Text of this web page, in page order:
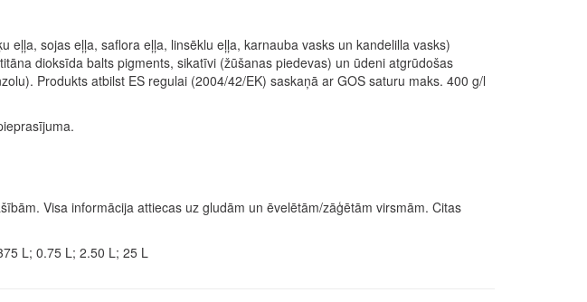
eļļa, sojas eļļa, saflora eļļa, linsēklu eļļa, karnauba vasks un kandelilla vasks)
dioksīda balts pigments, sikatīvi (žūšanas piedevas) un ūdeni atgrūdošas
Produkts atbilst ES regulai (2004/42/EK) saskaņā ar GOS saturu maks. 400 g/l
Visa informācija attiecas uz gludām un ēvelētām/zāģētām virsmām. Citas
L; 0.75 L; 2.50 L; 25 L